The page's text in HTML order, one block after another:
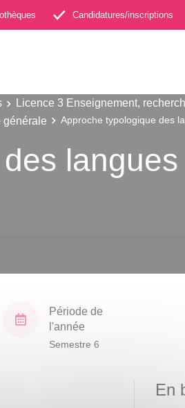
Candidatures/inscriptions
Licence 3 Enseignement,
générale
Approche typologique des
Période de
l'année
Semestre 6
En